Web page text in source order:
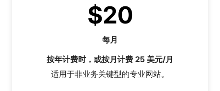
$20
每月
按年计费时，或按月计费 25 美元/月
适用于非业务关键型的专业网站。